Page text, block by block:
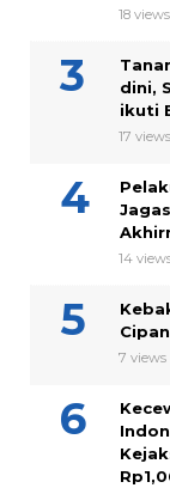
18 views
dini,
ikuti
17 views
14
7 views